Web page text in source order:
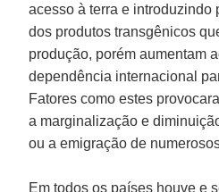
acesso à terra e introduzindo
dos produtos transgênicos
produção, porém aumentam
dependência internacional
Fatores como estes
a marginalização e
ou a emigração de
Em todos os países houve e